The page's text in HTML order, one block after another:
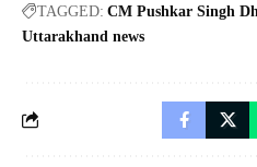
TAGGED: CM Pushkar Singh
Uttarakhand news